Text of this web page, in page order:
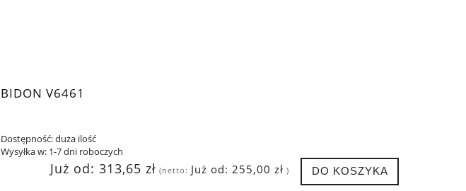
BIDON V6461
Dostępność:duża ilość
Wysyłka w: 1-7 dni roboczych
Już od:313,65 zł (netto: Już od:255,00 zł ) DO KOSZYKA